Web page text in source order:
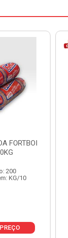
CONG
KG
297
± 26,4 KG